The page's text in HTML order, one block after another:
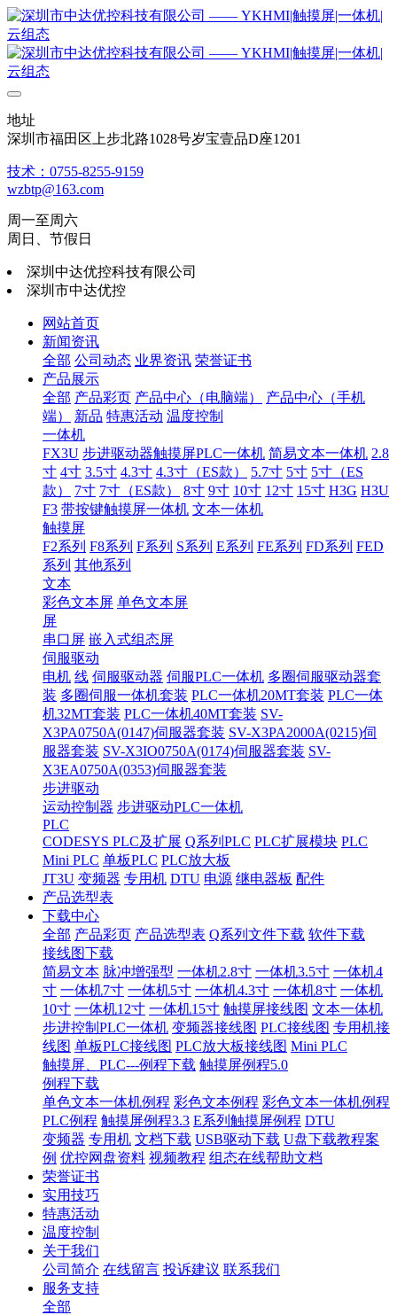
地址
深圳市福田区上步北路1028号岁宝壹品D座1201
技术：0755-8255-9159
wzbtp@163.com
周一至周六
周日、节假日
深圳中达优控科技有限公司
深圳市中达优控
网站首页
新闻资讯
全部 公司动态 业界资讯 荣誉证书
产品展示
全部 产品彩页 产品中心（电脑端）
产品中心（手机
端）
新品 特惠活动 温度控制
一体机
FX3U 步进驱动器触摸屏PLC一体机 简易文本一体机 2.8
寸 4寸 3.5寸 4.3寸 4.3寸（ES款） 5.7寸 5寸 5寸（ES
款）
7寸 7寸（ES款） 8寸 9寸 10寸 12寸 15寸 H3G H3U
F3 带按键触摸屏一体机 文本一体机
触摸屏
F2系列 F8系列 F系列 S系列 E系列 FE系列 FD系列 FED
系列 其他系列
文本
彩色文本屏 单色文本屏
屏
串口屏 嵌入式组态屏
伺服驱动
电机 线 伺服驱动器 伺服PLC一体机 多圈伺服驱动器套
装 多圈伺服一体机套装 PLC一体机20MT套装 PLC一体
机32MT套装 PLC一体机40MT套装 SV-
X3PA0750A(0147)伺服器套装 SV-X3PA2000A(0215)伺
服器套装 SV-X3IO0750A(0174)伺服器套装 SV-
X3EA0750A(0353)伺服器套装
步进驱动
运动控制器 步进驱动PLC一体机
PLC
CODESYS PLC及扩展 Q系列PLC PLC扩展模块 PLC
Mini PLC 单板PLC PLC放大板
JT3U 变频器 专用机 DTU 电源 继电器板 配件
产品选型表
下载中心
全部 产品彩页 产品选型表 Q系列文件下载 软件下载
接线图下载
简易文本 脉冲增强型 一体机2.8寸 一体机3.5寸 一体机4
寸 一体机7寸 一体机5寸 一体机4.3寸 一体机8寸 一体机
10寸 一体机12寸 一体机15寸 触摸屏接线图 文本一体机
步进控制PLC一体机 变频器接线图 PLC接线图 专用机接
线图 单板PLC接线图 PLC放大板接线图 Mini PLC
触摸屏、PLC---例程下载 触摸屏例程5.0
例程下载
单色文本一体机例程 彩色文本例程 彩色文本一体机例程
PLC例程 触摸屏例程3.3 E系列触摸屏例程 DTU
变频器 专用机 文档下载 USB驱动下载 U盘下载教程案
例 优控网盘资料 视频教程 组态在线帮助文档
荣誉证书
实用技巧
特惠活动
温度控制
关于我们
公司简介 在线留言 投诉建议 联系我们
服务支持
全部